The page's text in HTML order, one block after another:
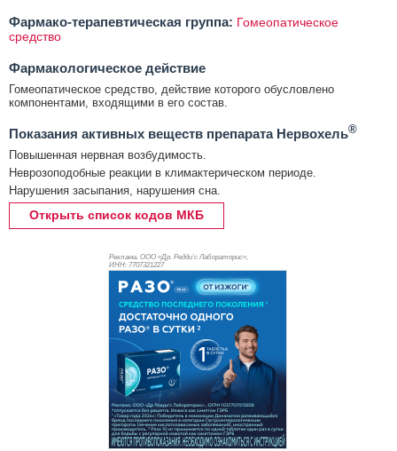
Фармако-терапевтическая группа: Гомеопатическое
средство
Фармакологическое действие
Гомеопатическое средство, действие которого обусловлено
компонентами, входящими в его состав.
Показания активных веществ препарата Нервохель®
Повышенная нервная возбудимость.
Неврозоподобные реакции в климактерическом периоде.
Нарушения засыпания, нарушения сна.
Открыть список кодов МКБ
Реклама. ООО «Др. Редди’с Лабораторис»,
ИНН: 7707321227